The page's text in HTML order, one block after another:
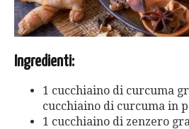
Ingredienti:
1 cucchiaino di curcuma
cucchiaino di curcuma in
1 cucchiaino di zenzero